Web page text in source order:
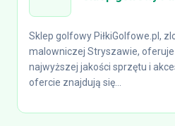
Sklep golfowy PiłkiGolfowe.pl,
malowniczej Stryszawie,
najwyższej jakości sprzętu i
ofercie znajdują się...